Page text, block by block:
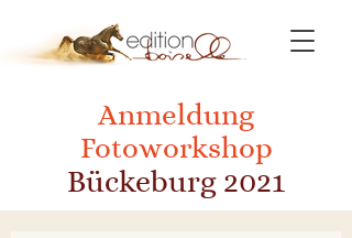
Anmeldung
Fotoworkshop
Bückeburg 2021